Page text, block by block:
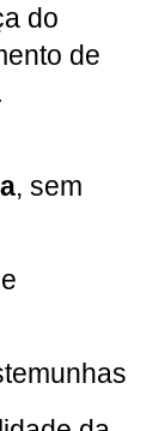
do
de
, sem